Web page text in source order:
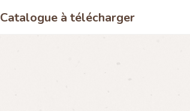
Catalogue à télécharger